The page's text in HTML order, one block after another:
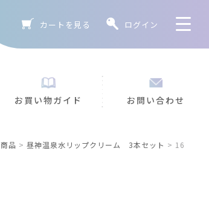
お買い物ガイド お問い合わせ
カートを見る ログイン
商品 > 昼神温泉水リップクリーム 3本セット > 16